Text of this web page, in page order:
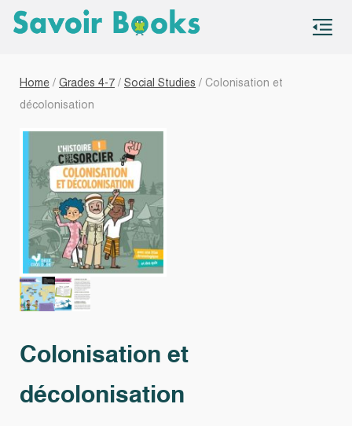
Home / Grades 4-7 / Social Studies / Colonisation et
décolonisation
Colonisation et
décolonisation